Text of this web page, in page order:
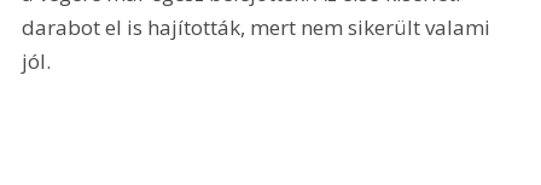
darabot el is hajították, mert nem sikerült valami
jól.